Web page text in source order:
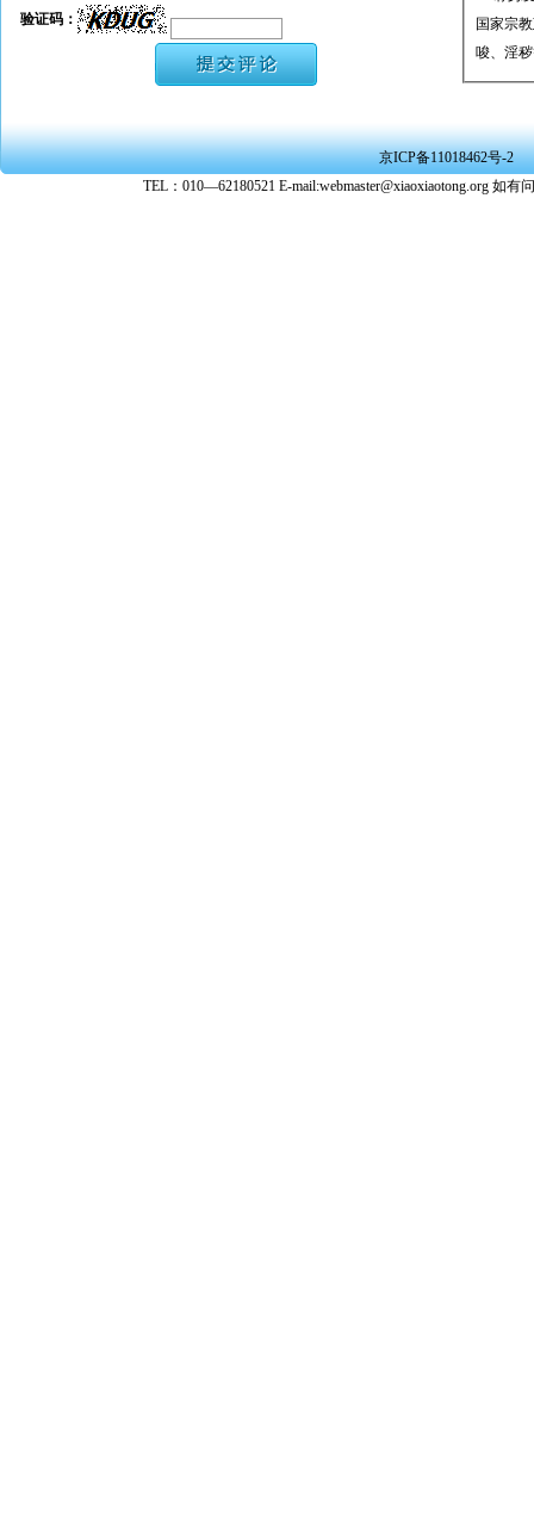
国家宗
唆、淫
★ 承担
★ 在本
转载、
★ 参与
验证码：
京ICP备11018462号-2
TEL：010—62180521 E-mail:webmaster@xiaoxiaotong.org 如